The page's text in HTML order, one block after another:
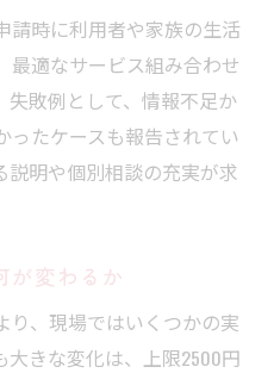
請時に利用者や家族の生活
最適なサービス組み合わせ
失敗例として、情報不足か
ったケースも報告されてい
説明や個別相談の充実が求
が変わるか
り、現場ではいくつかの実
きな変化は、上限2500円